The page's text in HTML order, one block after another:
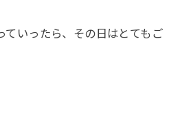
ていったら、その日はとてもご